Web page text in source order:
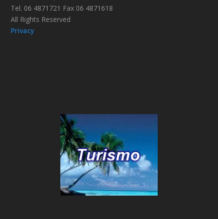
Tel. 06 4871721 Fax 06 4871618
All Rights Reserved
Privacy